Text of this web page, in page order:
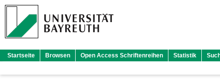
Startseite Browsen Open Access Schriftenreihen Statistik